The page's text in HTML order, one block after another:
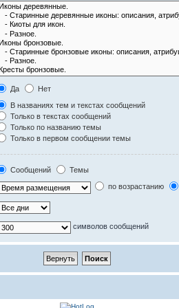
Да
Нет
В названиях тем и текстах сообщений
Только в текстах сообщений
Только по названию темы
Только в первом сообщении темы
Сообщений Темы
по возрастанию
символов сообщений